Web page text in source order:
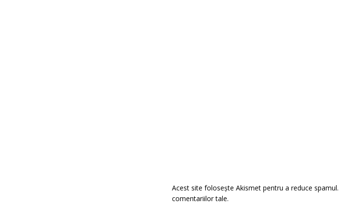
Acest site folosește Akismet pentru a reduce spamul.
comentariilor tale.